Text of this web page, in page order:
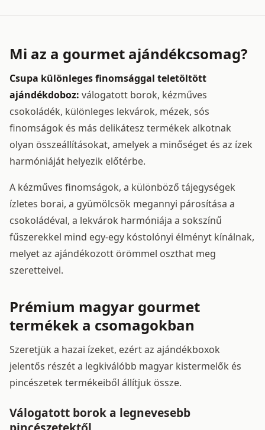
Mi az a gourmet ajándékcsomag?
Csupa különleges finomsággal teletöltött
ajándékdoboz: válogatott borok, kézműves
csokoládék, különleges lekvárok, mézek, sós
finomságok és más delikátesz termékek alkotnak
olyan összeállításokat, amelyek a minőséget és az ízek
harmóniáját helyezik előtérbe.
A kézműves finomságok, a különböző tájegységek
ízletes borai, a gyümölcsök megannyi párosítása a
csokoládéval, a lekvárok harmóniája a sokszínű
fűszerekkel mind egy-egy kóstolónyi élményt kínálnak,
melyet az ajándékozott örömmel oszthat meg
szeretteivel.
Prémium magyar gourmet
termékek a csomagokban
Szeretjük a hazai ízeket, ezért az ajándékboxok
jelentős részét a legkiválóbb magyar kistermelők és
pincészetek termékeiből állítjuk össze.
Válogatott borok a legnevesebb